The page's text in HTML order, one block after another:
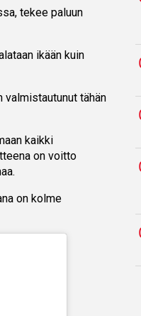
tekee paluun
ikään kuin
valmistautunut tähän
kaikki
on voitto
on kolme